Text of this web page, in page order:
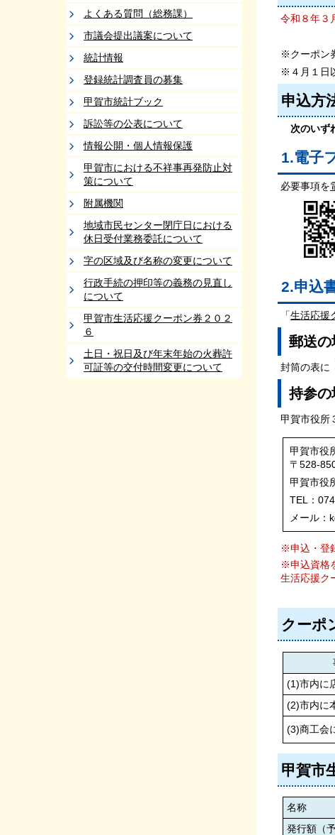
よくある質問（総務課）
市議会提出議案について
統計情報
登録統計調査員の募集
甲賀市統計ブック
訴訟等の公表について
情報公開・個人情報保護
甲賀市における不祥事再発防止対
策について
附属機関
地域市民センター閉庁日における
休日受付業務委託について
字の区域及び名称の変更について
行政手続の押印等の義務の見直し
について
甲賀市生活応援クーポン券２０２
６
土日・祝日及び年末年始の火葬許
可証等の交付時間変更について
令和８年３
※クーポン
※４月１日
申込方
次のいず
1.電子
必要事項を
2.申込
「生活応援
郵送の
封筒の表に
持参の
甲賀市役所
甲賀市
〒528-
甲賀市
TEL：
メール：
※申込・登
※申込資格
生活応援ク
クーポ
(1)市内に
(2)市内に
(3)商工会
甲賀市
名称
発行額（予